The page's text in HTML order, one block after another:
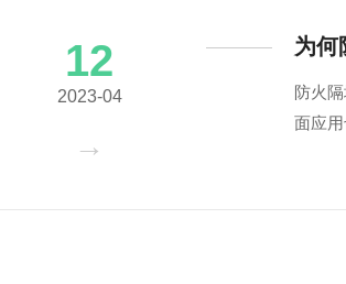
12
2023-04
为何
防火
面应